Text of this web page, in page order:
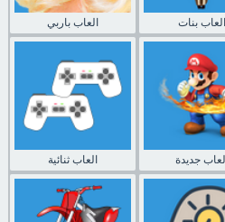
العاب باربي العاب بنات
العاب ثنائية جديدة